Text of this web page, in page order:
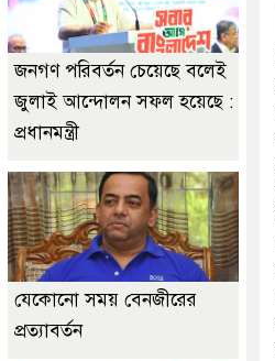
জনগণ পরিবর্তন চেয়েছে বলেই
জুলাই আন্দোলন সফল হয়েছে :
প্রধানমন্ত্রী
যেকোনো সময় বেনজীরের
প্রত্যাবর্তন